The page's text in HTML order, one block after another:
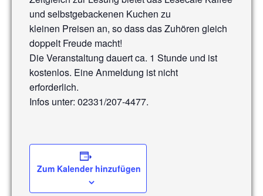
und selbstgebackenen Kuchen zu
kleinen Preisen an, so dass das Zuhören gleich
doppelt Freude macht!
Die Veranstaltung dauert ca. 1 Stunde und ist
kostenlos. Eine Anmeldung ist nicht
erforderlich.
Infos unter: 02331/207-4477.
Zum Kalender hinzufügen